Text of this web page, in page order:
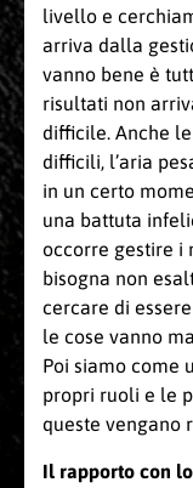
livello e
arriva dalla
vanno bene è
risultati non
difficile. Anche
difficili, l’aria
in un certo
una battuta
occorre gestire i
bisogna non
cercare di
le cose vanno
Poi siamo come
propri ruoli e le
queste vengano
Il rapporto con